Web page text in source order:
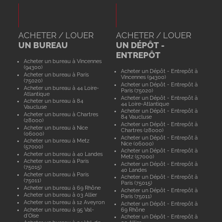
ACHETER / LOUER
UN BUREAU
Acheter un bureau à Vincennes
(94300)
Acheter un bureau à Paris
(75020)
Acheter un bureau à 44 Loire-
Atlantique
Acheter un bureau à 84
Vaucluse
Acheter un bureau à Chartres
(28000)
Acheter un bureau à Nice
(06000)
Acheter un bureau à Metz
(57000)
Acheter un bureau à 40 Landes
Acheter un bureau à Paris
(75015)
Acheter un bureau à Paris
(75011)
Acheter un bureau à 69 Rhône
Acheter un bureau à 03 Allier
Acheter un bureau à 12 Aveyron
Acheter un bureau à 95 Val-
d'Oise
ACHETER / LOUER
UN DÉPÔT -
ENTREPÔT
Acheter un Dépôt - Entrepôt à
Vincennes (94300)
Acheter un Dépôt - Entrepôt à
Paris (75020)
Acheter un Dépôt - Entrepôt à
44 Loire-Atlantique
Acheter un Dépôt - Entrepôt à
84 Vaucluse
Acheter un Dépôt - Entrepôt à
Chartres (28000)
Acheter un Dépôt - Entrepôt à
Nice (06000)
Acheter un Dépôt - Entrepôt à
Metz (57000)
Acheter un Dépôt - Entrepôt à
40 Landes
Acheter un Dépôt - Entrepôt à
Paris (75015)
Acheter un Dépôt - Entrepôt à
Paris (75011)
Acheter un Dépôt - Entrepôt à
69 Rhône
Acheter un Dépôt - Entrepôt à